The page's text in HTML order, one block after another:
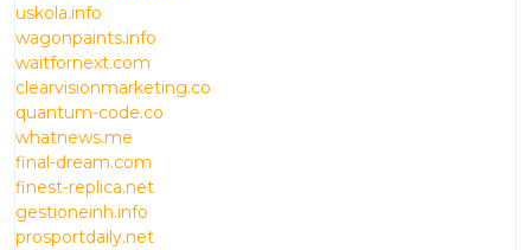
uskola.info
wagonpaints.info
waitfornext.com
clearvisionmarketing.co
quantum-code.co
whatnews.me
final-dream.com
finest-replica.net
gestioneinh.info
prosportdaily.net